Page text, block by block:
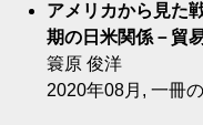
アメリカから見た
期の日米関係－貿
簑原 俊洋
2020年08月, 一冊